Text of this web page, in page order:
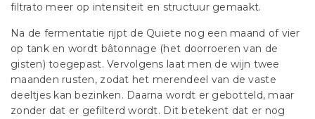
filtrato meer op intensiteit en structuur gemaakt.
Na de fermentatie rijpt de Quiete nog een maand of vier
op tank en wordt bâtonnage (het doorroeren van de
gisten) toegepast. Vervolgens laat men de wijn twee
maanden rusten, zodat het merendeel van de vaste
deeltjes kan bezinken. Daarna wordt er gebotteld, maar
zonder dat er gefilterd wordt. Dit betekent dat er nog